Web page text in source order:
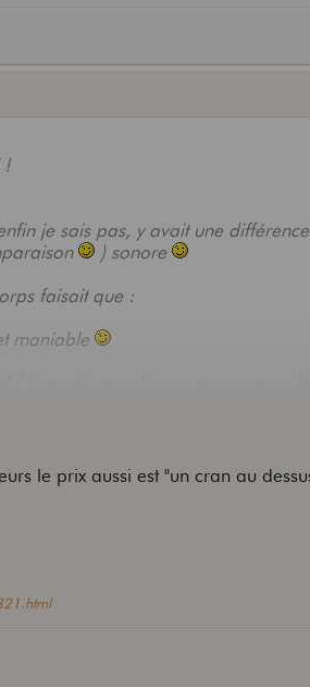
!
je sais pas, y avait une
) sonore
faisait que :
maniable
perso que la Pro était un cran au
le prix aussi est "un cran au